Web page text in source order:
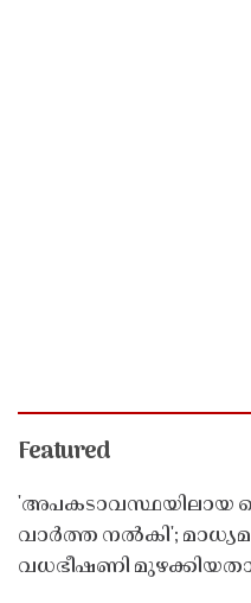
Featured
'അപകടാവസ്ഥയിലായ
വാർത്ത നൽകി';
വധഭീഷണി